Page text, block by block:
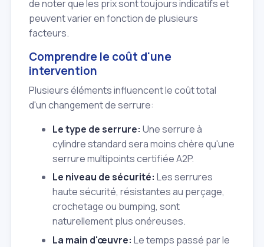
de noter que les prix sont toujours indicatifs et
peuvent varier en fonction de plusieurs
facteurs.
Comprendre le coût d'une
intervention
Plusieurs éléments influencent le coût total
d'un changement de serrure:
Le type de serrure: Une serrure à
cylindre standard sera moins chère qu'une
serrure multipoints certifiée A2P.
Le niveau de sécurité: Les serrures
haute sécurité, résistantes au perçage,
crochetage ou bumping, sont
naturellement plus onéreuses.
La main d'œuvre: Le temps passé par le